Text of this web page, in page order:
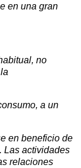
en una gran
no
a un
en beneficio de
Las actividades
relaciones